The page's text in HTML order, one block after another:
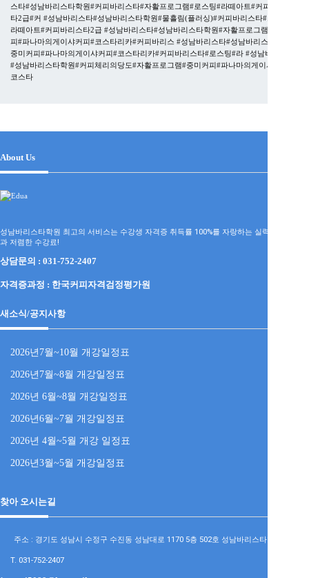
스타#성남바리스타학원#커피바리스타#자활프로그램#로스팅#라떼아트#커피바리스
타2급#커 #성남바리스타#성남바리스타학원#물흘림(플러싱)#커피바리스타#로스팅#
라떼아트#커피바리스타2급 #성남바리스타#성남바리스타학원#자활프로그램#중미커
피#파나마의게이샤커피#코스타리카#커피바리스 #성남바리스타#성남바리스타학원#
중미커피#파나마의게이샤커피#코스타리카#커피바리스타#로스팅#라 #성남바리스타
#성남바리스타학원#커피체리의당도#자활프로그램#중미커피#파나마의게이샤커피#
코스타
About Us
성남바리스타학원 최고의 서비스는 수강생 자격증 취득률 100%를 자랑하는 실력파 강사진
과 저렴한 수강료!
상담문의 : 031-752-2407
자격증과정 : 한국커피자격검정평가원
새소식/공지사항
2026년7월~10월 개강일정표
2026년7월~8월 개강일정표
2026년 6월~8월 개강일정표
2026년6월~7월 개강일정표
2026년 4월~5월 개강 일정표
2026년3월~5월 개강일정표
찾아 오시는길
주소 : 경기도 성남시 수정구 수진동 성남대로 1170 5층 502호 성남바리스타학원
T. 031-752-2407